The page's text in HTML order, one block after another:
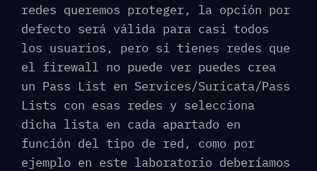
redes queremos proteger, la opción por
defecto será válida para casi todos
los usuarios, pero si tienes redes que
el firewall no puede ver puedes crea
un Pass List en Services/Suricata/Pass
Lists con esas redes y selecciona
dicha lista en cada apartado en
función del tipo de red, como por
ejemplo en este laboratorio deberíamos